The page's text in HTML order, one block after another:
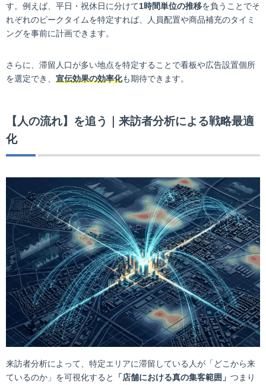
す。例えば、平日・祝休日に分けて1時間単位の推移を負うことでそ
れぞれのピークタイムを特定すれば、人員配置や商品補充のタイミ
ングを事前に計画できます。
さらに、滞留人口が多い地点を特定することで看板や広告設置個所
を選定でき、 宣伝効果の効率化も期待できます。
【人の流れ】を追う｜来訪者分析による戦略最適
化
来訪者分析によって、特定エリアに滞留している人が「どこから来
ているのか」を可視化すると
「店舗における真の集客範囲」 つまり